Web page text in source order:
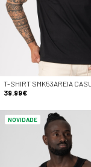
T-SHIRT SMK53AREIA
39.99€
NOVIDADE